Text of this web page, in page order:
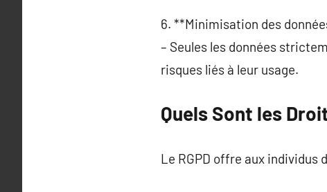
6. **Minimisation des
– Seules les données
risques liés à leur usage.
Quels Sont les
Le RGPD offre aux individus